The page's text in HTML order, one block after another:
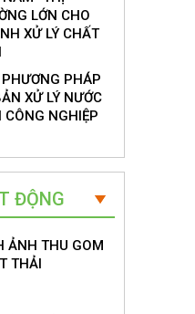
LỚN CHO
XỬ LÝ CHẤT
PHÁP
XỬ LÝ NƯỚC
CÔNG NGHIỆP
ĐỘNG
ẢNH THU GOM
THẢI